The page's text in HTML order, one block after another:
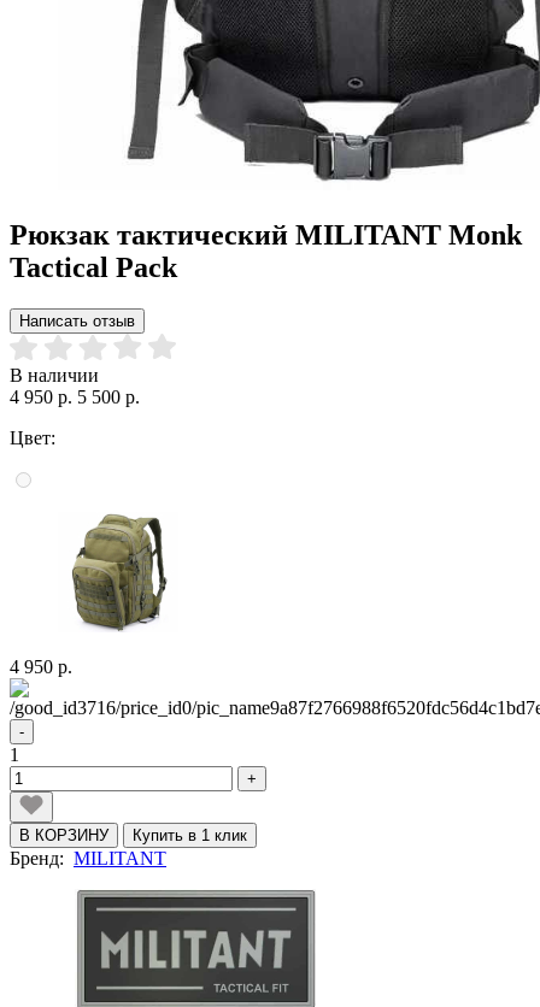
Рюкзак тактический MILITANT Monk
Tactical Pack
Написать отзыв
В наличии
4 950 р. 5 500 р.
Цвет:
4 950 р.
-
1
+
В КОРЗИНУ Купить в 1 клик
Бренд: MILITANT